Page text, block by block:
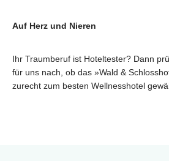
Auf Herz und Nieren
Ihr Traumberuf ist Hoteltester? Dann
für uns nach, ob das »Wald &
zurecht zum besten Wellnesshotel